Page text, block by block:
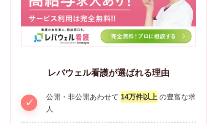
レバウェル看護が選ばれる理由
公開・非公開あわせて 14万件以上 の豊富な求
人